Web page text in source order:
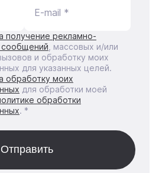
E-mail *
получение рекламно-
, массовых и/или
и обработку моих
для указанных целей.
обработку моих
для обработки моей
обработки
. *